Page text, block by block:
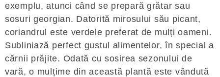
exemplu, atunci când se prepară grătar sau
sosuri georgian. Datorită mirosului său picant,
coriandrul este verdele preferat de mulți oameni.
Subliniază perfect gustul alimentelor, în special a
cărnii prăjite. Odată cu sosirea sezonului de
vară, o mulțime din această plantă este vândută